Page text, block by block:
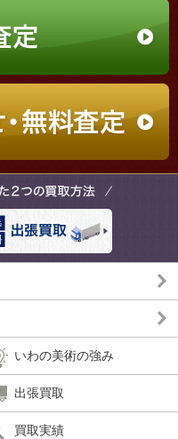
いわの美術の強み
出張買取
買取実績